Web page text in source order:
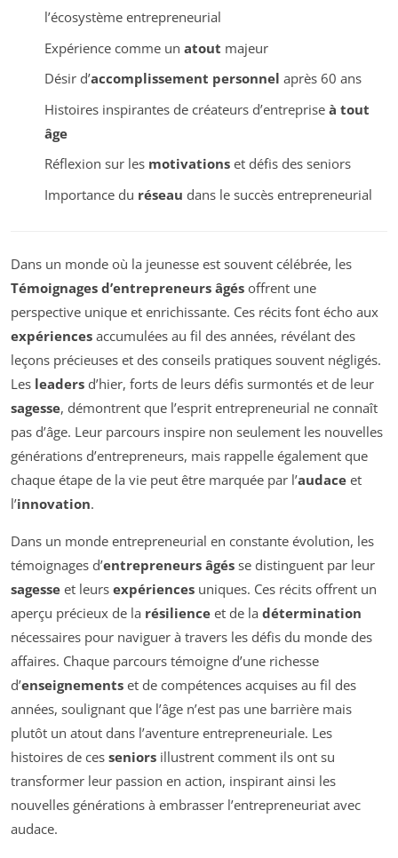
l’écosystème entrepreneurial
Expérience comme un atout majeur
Désir d’accomplissement personnel après 60 ans
Histoires inspirantes de créateurs d’entreprise à tout
âge
Réflexion sur les motivationset défis des seniors
Importance du réseau dans le succès entrepreneurial
Dans un monde où la jeunesse est souvent célébrée, les
Témoignages d’entrepreneurs âgés offrent une
perspective unique et enrichissante. Ces récits font écho aux
expériences accumulées au fil des années, révélant des
leçons précieuses et des conseils pratiques souvent négligés.
Les leaders d’hier, forts de leurs défis surmontés et de leur
sagesse, démontrent que l’esprit entrepreneurial ne connaît
pas d’âge. Leur parcours inspire non seulement les nouvelles
générations d’entrepreneurs, mais rappelle également que
chaque étape de la vie peut être marquée par l’audace et
l’innovation.
Dans un monde entrepreneurial en constante évolution, les
témoignages d’entrepreneurs âgés se distinguent par leur
sagesse et leurs expériences uniques. Ces récits offrent un
aperçu précieux de la résilience et de la détermination
nécessaires pour naviguer à travers les défis du monde des
affaires. Chaque parcours témoigne d’une richesse
d’enseignements et de compétences acquises au fil des
années, soulignant que l’âge n’est pas une barrière mais
plutôt un atout dans l’aventure entrepreneuriale. Les
histoires de ces seniors illustrent comment ils ont su
transformer leur passion en action, inspirant ainsi les
nouvelles générations à embrasser l’entrepreneuriat avec
audace.